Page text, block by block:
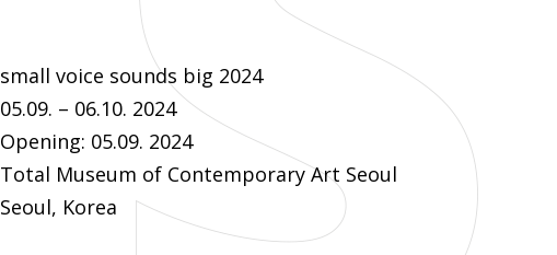
small voice sounds big 2024
05.09. – 06.10. 2024
Opening: 05.09. 2024
Total Museum of Contemporary Art Seoul
Seoul, Korea